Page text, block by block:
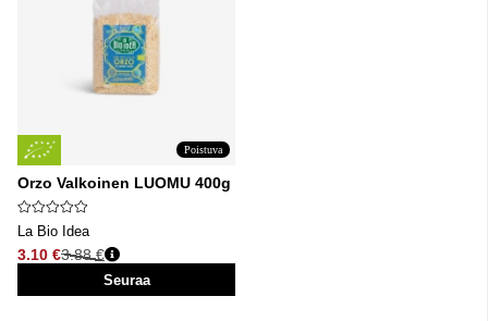
Poistuva
Orzo Valkoinen LUOMU 400g
La Bio Idea
3.10 €
Normaali hinta
3.88 €
Seuraa